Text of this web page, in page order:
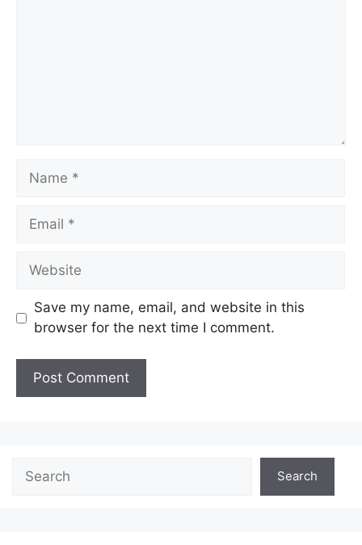
Save my name, email, and website in this
browser for the next time I comment.
Search